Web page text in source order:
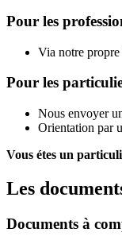
Pour les
Via notre
Pour les
Nous envoyer
Orientation par
Vous étes un
Les
Documents à